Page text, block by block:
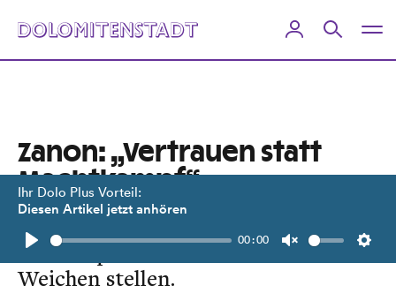
Ihr Dolo Plus Vorteil:
Diesen Artikel jetzt anhören
Play
00:00
Unmute
Zanon: „Vertrauen statt
Machtkampf“
ÖVP-Bezirksparteivorstand will in
Klausur personelle und inhaltliche
Weichen stellen.